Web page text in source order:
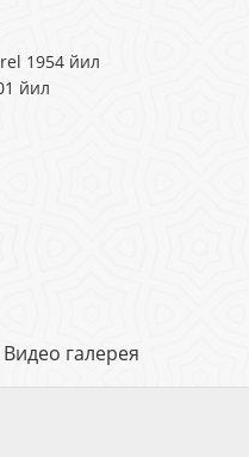
1954 йил
йил
Видео галерея